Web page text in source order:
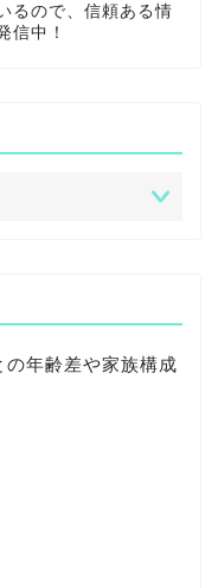
るので、信頼ある情
信中！
年齢差や家族構成